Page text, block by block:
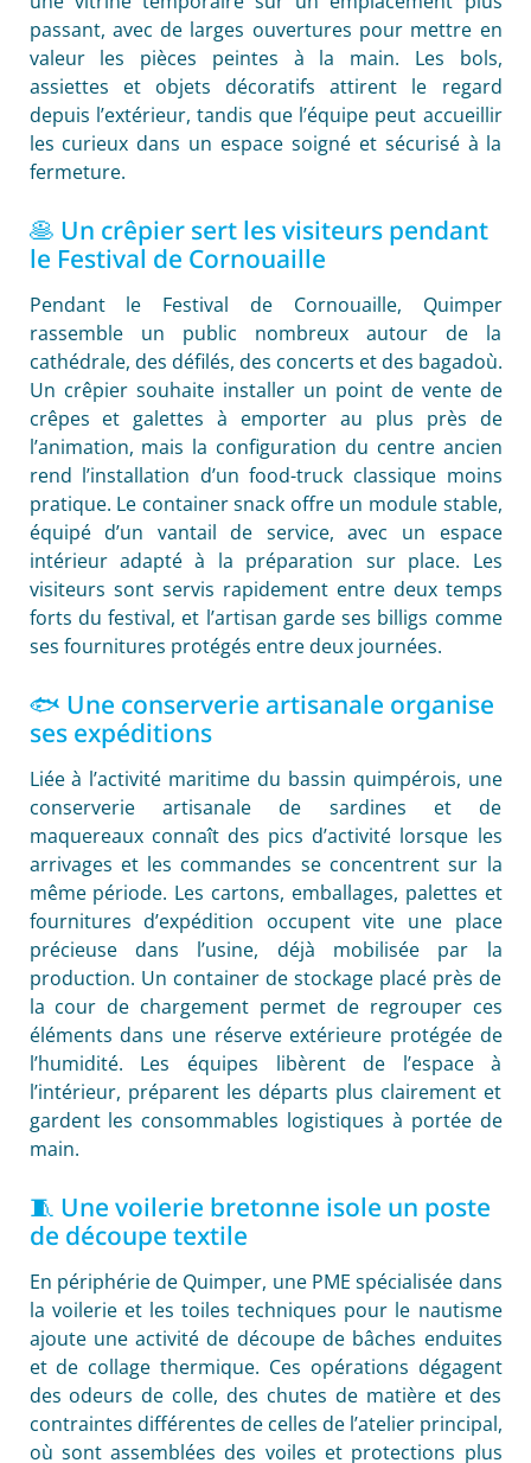
passant, avec de larges ouvertures pour mettre en
valeur les pièces peintes à la main. Les bols,
assiettes et objets décoratifs attirent le regard
depuis l’extérieur, tandis que l’équipe peut accueillir
les curieux dans un espace soigné et sécurisé à la
fermeture.
🥞 Un crêpier sert les visiteurs pendant
le Festival de Cornouaille
Pendant le Festival de Cornouaille, Quimper
rassemble un public nombreux autour de la
cathédrale, des défilés, des concerts et des bagadoù.
Un crêpier souhaite installer un point de vente de
crêpes et galettes à emporter au plus près de
l’animation, mais la configuration du centre ancien
rend l’installation d’un food-truck classique moins
pratique. Le container snack offre un module stable,
équipé d’un vantail de service, avec un espace
intérieur adapté à la préparation sur place. Les
visiteurs sont servis rapidement entre deux temps
forts du festival, et l’artisan garde ses billigs comme
ses fournitures protégés entre deux journées.
🐟 Une conserverie artisanale organise
ses expéditions
Liée à l’activité maritime du bassin quimpérois, une
conserverie artisanale de sardines et de
maquereaux connaît des pics d’activité lorsque les
arrivages et les commandes se concentrent sur la
même période. Les cartons, emballages, palettes et
fournitures d’expédition occupent vite une place
précieuse dans l’usine, déjà mobilisée par la
production. Un container de stockage placé près de
la cour de chargement permet de regrouper ces
éléments dans une réserve extérieure protégée de
l’humidité. Les équipes libèrent de l’espace à
l’intérieur, préparent les départs plus clairement et
gardent les consommables logistiques à portée de
main.
🧵 Une voilerie bretonne isole un poste
de découpe textile
En périphérie de Quimper, une PME spécialisée dans
la voilerie et les toiles techniques pour le nautisme
ajoute une activité de découpe de bâches enduites
et de collage thermique. Ces opérations dégagent
des odeurs de colle, des chutes de matière et des
contraintes différentes de celles de l’atelier principal,
où sont assemblées des voiles et protections plus